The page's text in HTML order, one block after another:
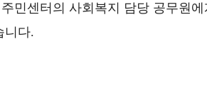
주민센터의 사회복지 담당 공무원
니다.